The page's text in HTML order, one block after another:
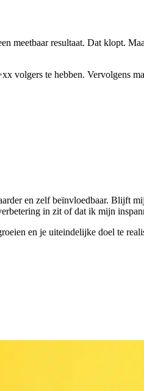
resultaat. Dat klopt.
volgers te hebben. Vervolgens
en zelf beïnvloedbaar. Blijft
in zit of dat ik mijn
en je uiteindelijke doel te